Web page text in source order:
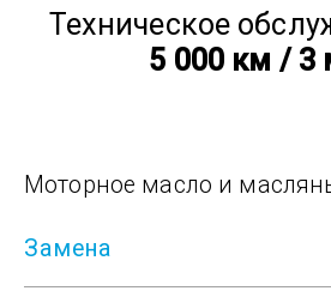
Техническое
5 000 км / 3
Моторное масло и
Замена